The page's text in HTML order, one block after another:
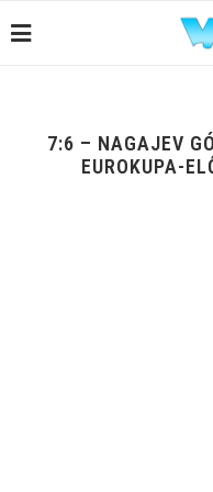
7:6 – NAGAJEV
EUROKUPA-